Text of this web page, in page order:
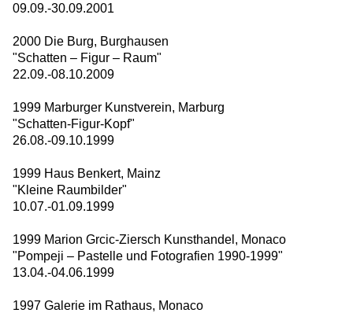
09.09.-30.09.2001
2000 Die Burg, Burghausen
"Schatten – Figur – Raum"
22.09.-08.10.2009
1999 Marburger Kunstverein, Marburg
"Schatten-Figur-Kopf"
26.08.-09.10.1999
1999 Haus Benkert, Mainz
"Kleine Raumbilder"
10.07.-01.09.1999
1999 Marion Grcic-Ziersch Kunsthandel, Monaco
"Pompeji – Pastelle und Fotografien 1990-1999"
13.04.-04.06.1999
1997 Galerie im Rathaus, Monaco